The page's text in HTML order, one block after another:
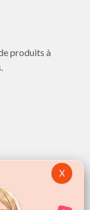
produits à